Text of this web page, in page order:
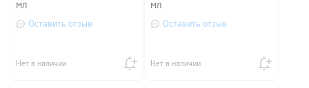
мл
Оставить отзыв
Нет в наличии
мл
Оставить отзыв
Нет в наличии